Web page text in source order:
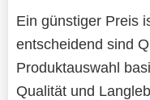
Ein günstiger Preis
entscheidend sind
Produktauswahl
Qualität und